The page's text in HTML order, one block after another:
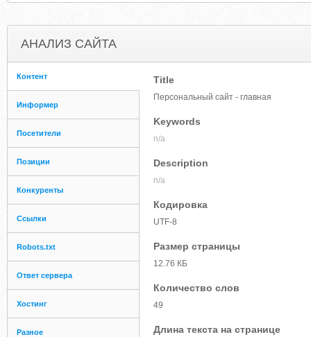
АНАЛИЗ САЙТА
Контент
Информер
Посетители
Позиции
Конкуренты
Ссылки
Robots.txt
Ответ сервера
Хостинг
Разное
Title
Персональный сайт - главная
Keywords
n/a
Description
n/a
Кодировка
UTF-8
Размер страницы
12.76 КБ
Количество слов
49
Длина текста на странице